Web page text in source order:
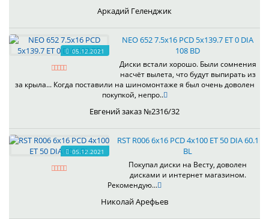
Аркадий Геленджик
05.12.2021
NEO 652 7.5x16 PCD 5x139.7 ET 0 DIA
108 BD
Диски встали хорошо. Были сомнения
насчёт вылета, что будут выпирать из
за крыла... Когда поставили на шиномонтаже я был очень доволен
покупкой, непро..
Евгений заказ №2316/32
05.12.2021
RST R006 6x16 PCD 4x100 ET 50 DIA 60.1
BL
Покупал диски на Весту, доволен
дисками и интернет магазином.
Рекомендую...
Николай Арефьев